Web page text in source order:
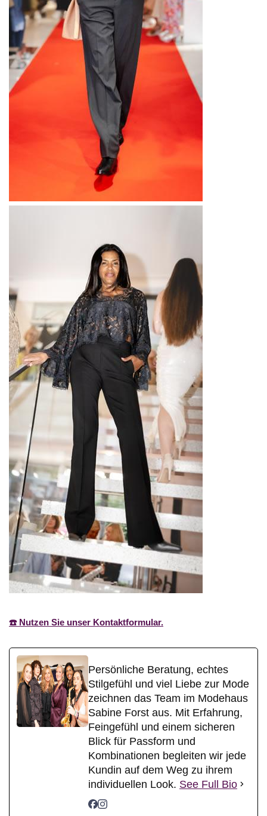
☎️ Nutzen Sie unser Kontaktformular.
Persönliche Beratung, echtes
Stilgefühl und viel Liebe zur Mode
zeichnen das Team im Modehaus
Sabine Forst aus. Mit Erfahrung,
Feingefühl und einem sicheren
Blick für Passform und
Kombinationen begleiten wir jede
Kundin auf dem Weg zu ihrem
individuellen Look. See Full Bio